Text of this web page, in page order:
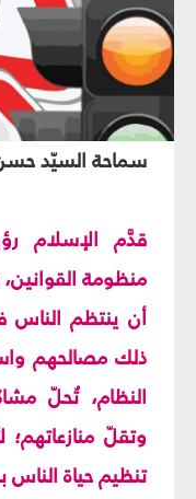
سماحة السيّد
قدَّم الإسلام
منظومة
أن ينتظم
ذلك مصالحهم
النظام، تُحلّ
وتقلّ
تنظيم حياة الناس